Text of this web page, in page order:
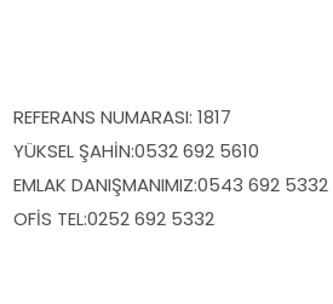
REFERANS NUMARASI: 1817
YÜKSEL ŞAHİN:0532 692 5610
EMLAK DANIŞMANIMIZ:0543 692 5332
OFİS TEL:0252 692 5332